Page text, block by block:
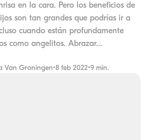
en la cara. Pero los beneficios de
son tan grandes que podrías ir a
cuando están profundamente
como angelitos. Abrazar...
Van Groningen•8 feb 2022•9 min.